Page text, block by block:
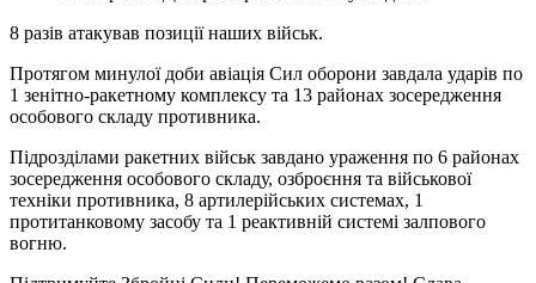
8 разів атакував позиції наших військ.
Протягом минулої доби авіація Сил оборони завдала ударів по
1 зенітно-ракетному комплексу та 13 районах зосередження
особового складу противника.
Підрозділами ракетних військ завдано ураження по 6 районах
зосередження особового складу, озброєння та військової
техніки противника, 8 артилерійських системах, 1
протитанковому засобу та 1 реактивній системі залпового
вогню.